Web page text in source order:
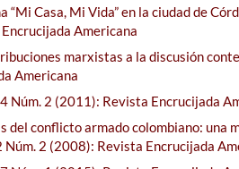
Casa, Mi Vida” en la ciudad de
Americana
marxistas a la discusión
Americana
Núm. 2 (2011): Revista Encrucijada
conflicto armado colombiano: una
Núm. 2 (2008): Revista Encrucijada